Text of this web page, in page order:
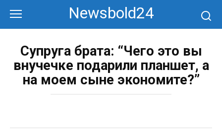
контенту
Newsbold24
Супруга брата: “Чего это вы
внучечке подарили планшет, а
на моем сыне экономите?”